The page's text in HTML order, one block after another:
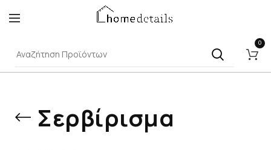
0
Σερβίρισμα